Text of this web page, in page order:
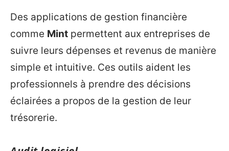
Des applications de gestion financière
comme Mint permettent aux entreprises de
suivre leurs dépenses et revenus de manière
simple et intuitive. Ces outils aident les
professionnels à prendre des décisions
éclairées a propos de la gestion de leur
trésorerie.